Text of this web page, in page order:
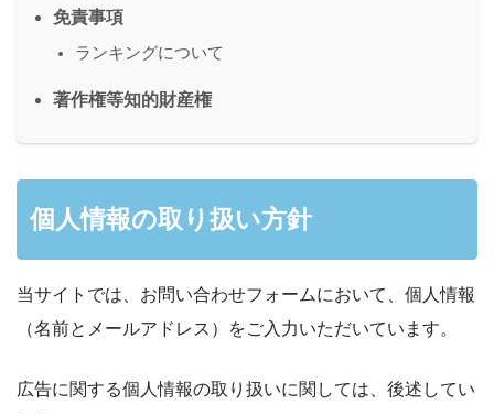
免責事項
ランキングについて
著作権等知的財産権
個人情報の取り扱い方針
当サイトでは、お問い合わせフォームにおいて、個人情報
（名前とメールアドレス）をご入力いただいています。
広告に関する個人情報の取り扱いに関しては、後述してい